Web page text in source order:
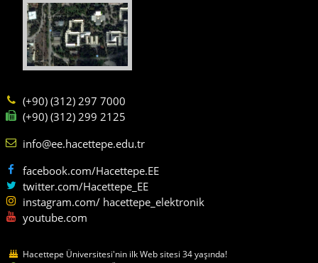
(+90) (312) 297 7000
(+90) (312) 299 2125
info@ee.hacettepe.edu.tr
facebook.com/Hacettepe.EE
twitter.com/Hacettepe_EE
instagram.com/ hacettepe_elektronik
youtube.com
Hacettepe Üniversitesi'nin ilk Web sitesi 34 yaşında!